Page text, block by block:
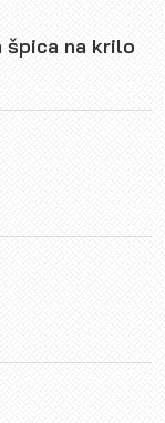
špica na krilo